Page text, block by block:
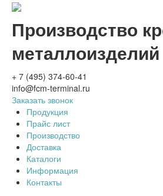
Производство
металлоизделий
+ 7 (495) 374-60-41
info@fcm-terminal.ru
Заказать звонок
Продукция
Прайс лист
Производство
Доставка
Каталоги
Информация
Контакты